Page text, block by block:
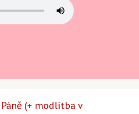
(+ modlitba v